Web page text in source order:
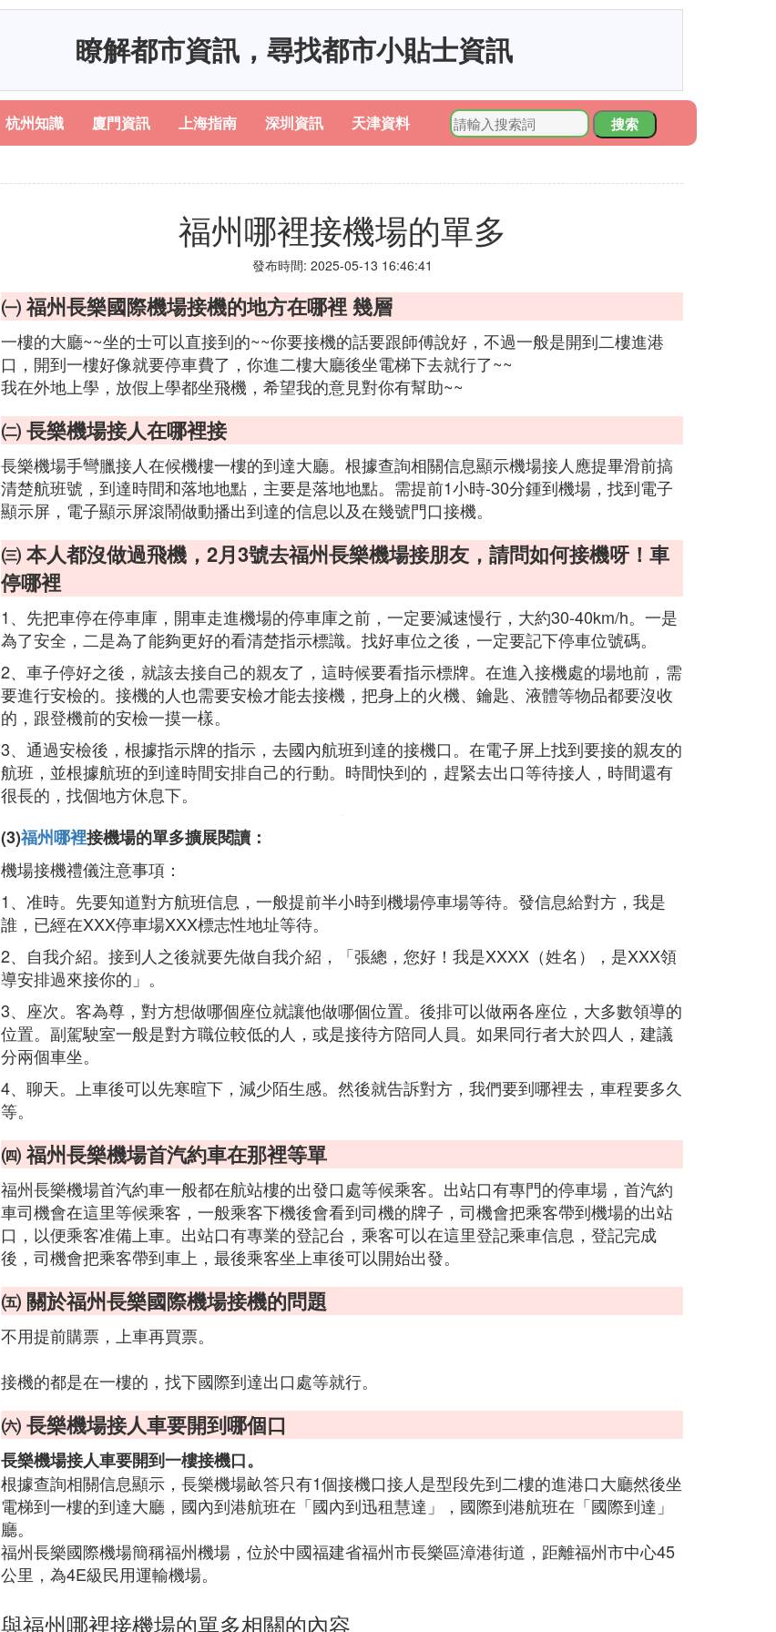
瞭解都市資訊，尋找都市小貼士資訊
杭州知識 廈門資訊 上海指南 深圳資訊 天津資料
搜索
福州哪裡接機場的單多
發布時間: 2025-05-13 16:46:41
㈠ 福州長樂國際機場接機的地方在哪裡 幾層
一樓的大廳~~坐的士可以直接到的~~你要接機的話要跟師傅說好，不過一般是開到二樓進港
口，開到一樓好像就要停車費了，你進二樓大廳後坐電梯下去就行了~~
我在外地上學，放假上學都坐飛機，希望我的意見對你有幫助~~
㈡ 長樂機場接人在哪裡接
長樂機場手彎臘接人在候機樓一樓的到達大廳。根據查詢相關信息顯示機場接人應提畢滑前搞
清楚航班號，到達時間和落地地點，主要是落地地點。需提前1小時-30分鍾到機場，找到電子
顯示屏，電子顯示屏滾鬧做動播出到達的信息以及在幾號門口接機。
㈢ 本人都沒做過飛機，2月3號去福州長樂機場接朋友，請問如何接機呀！車
停哪裡
1、先把車停在停車庫，開車走進機場的停車庫之前，一定要減速慢行，大約30-40km/h。一是
為了安全，二是為了能夠更好的看清楚指示標識。找好車位之後，一定要記下停車位號碼。
2、車子停好之後，就該去接自己的親友了，這時候要看指示標牌。在進入接機處的場地前，需
要進行安檢的。接機的人也需要安檢才能去接機，把身上的火機、鑰匙、液體等物品都要沒收
的，跟登機前的安檢一摸一樣。
3、通過安檢後，根據指示牌的指示，去國內航班到達的接機口。在電子屏上找到要接的親友的
航班，並根據航班的到達時間安排自己的行動。時間快到的，趕緊去出口等待接人，時間還有
很長的，找個地方休息下。
(3)福州哪裡接機場的單多擴展閱讀：
機場接機禮儀注意事項：
1、准時。先要知道對方航班信息，一般提前半小時到機場停車場等待。發信息給對方，我是
誰，已經在XXX停車場XXX標志性地址等待。
2、自我介紹。接到人之後就要先做自我介紹，「張總，您好！我是XXXX（姓名），是XXX領
導安排過來接你的」。
3、座次。客為尊，對方想做哪個座位就讓他做哪個位置。後排可以做兩各座位，大多數領導的
位置。副駕駛室一般是對方職位較低的人，或是接待方陪同人員。如果同行者大於四人，建議
分兩個車坐。
4、聊天。上車後可以先寒暄下，減少陌生感。然後就告訴對方，我們要到哪裡去，車程要多久
等。
㈣ 福州長樂機場首汽約車在那裡等單
福州長樂機場首汽約車一般都在航站樓的出發口處等候乘客。出站口有專門的停車場，首汽約
車司機會在這里等候乘客，一般乘客下機後會看到司機的牌子，司機會把乘客帶到機場的出站
口，以便乘客准備上車。出站口有專業的登記台，乘客可以在這里登記乘車信息，登記完成
後，司機會把乘客帶到車上，最後乘客坐上車後可以開始出發。
㈤ 關於福州長樂國際機場接機的問題
不用提前購票，上車再買票。
接機的都是在一樓的，找下國際到達出口處等就行。
㈥ 長樂機場接人車要開到哪個口
長樂機場接人車要開到一樓接機口。
根據查詢相關信息顯示，長樂機場畝答只有1個接機口接人是型段先到二樓的進港口大廳然後坐
電梯到一樓的到達大廳，國內到港航班在「國內到迅租慧達」，國際到港航班在「國際到達」
廳。
福州長樂國際機場簡稱福州機場，位於中國福建省福州市長樂區漳港街道，距離福州市中心45
公里，為4E級民用運輸機場。
與福州哪裡接機場的單多相關的內容